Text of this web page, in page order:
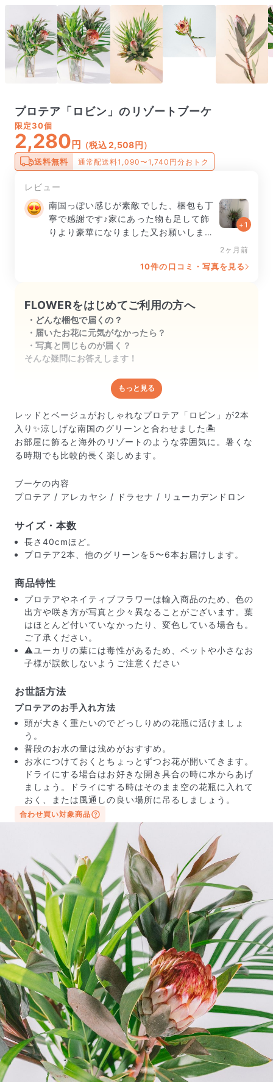
プロテア「ロビン」のリゾートブーケ
限定30個
2,280 円 （税込 2,508円）
送料無料 通常配送料1,090〜1,740円分おトク
レビュー
南国っぽい感じが素敵でした、梱包も丁
寧で感謝です♪家にあった物も足して飾
りより豪華になりました又お願いします
+1
2ヶ月前
10件の口コミ・写真を見る
FLOWERをはじめてご利用の方へ
どんな梱包で届くの？
届いたお花に元気がなかったら？
写真と同じものが届く？
そんな疑問にお答えします！
どんな梱包で届くの？
出荷前に水揚げ（花が水を吸いやすくなる処理）を施
し、専用ボックスに丁寧に梱包してお届けしています。
きゅっとまとめられて一見窮屈そうに見えますが、輸送
中の衝撃による折れや擦れを軽減する効果があります。
届いたお花に元気がなかったら？
もし届いたお花に「枯れている」「折れている」などの
不備があった場合は、些細なことでもお気軽にサポート
までご連絡ください。ご返金にて補償いたします。
写真と同じものが届く？
商品ページに掲載している写真は、実際にお届けする商
品を撮影したものです。お花は生き物なので、どうして
も色味やサイズ・咲き方に個体差はありますが、できる
だけ写真のイメージに近いものをお届けできるように人
の目でチェックをしています。
もっと見る
レッドとベージュがおしゃれなプロテア「ロビン」が2本
入り✨涼しげな南国のグリーンと合わせました🏝️
お部屋に飾ると海外のリゾートのような雰囲気に。暑くな
る時期でも比較的長く楽しめます。
ブーケの内容
プロテア / アレカヤシ / ドラセナ / リューカデンドロン
サイズ・本数
長さ40cmほど。
プロテア2本、他のグリーンを5〜6本お届けします。
商品特性
プロテアやネイティブフラワーは輸入商品のため、色の
出方や咲き方が写真と少々異なることがございます。葉
はほとんど付いていなかったり、変色している場合も。
ご了承ください。
⚠️ユーカリの葉には毒性があるため、ペットや小さなお
子様が誤飲しないようご注意ください
お世話方法
プロテアのお手入れ方法
頭が大きく重たいのでどっしりめの花瓶に活けましょ
う。
普段のお水の量は浅めがおすすめ。
お水につけておくとちょっとずつお花が開いてきます。
ドライにする場合はお好きな開き具合の時に水からあげ
ましょう。ドライにする時はそのまま空の花瓶に入れて
おく、または風通しの良い場所に吊るしましょう。
合わせ買い対象商品